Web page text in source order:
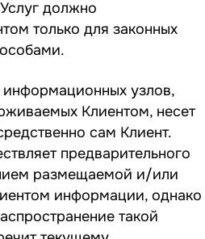
должно
только для законных
узлов,
Клиентом, несет
сам Клиент.
предварительного
размещаемой и/или
информации, однако
такой